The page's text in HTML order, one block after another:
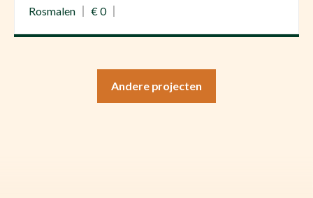
Rosmalen € 0
Andere projecten